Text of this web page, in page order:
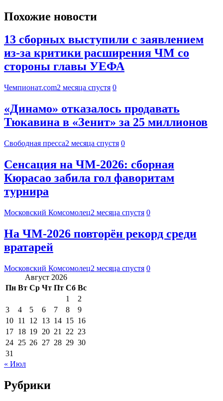
Похожие новости
13 сборных выступили с заявлением
из-за критики расширения ЧМ со
стороны главы УЕФА
Чемпионат.com2 месяца спустя 0
«Динамо» отказалось продавать
Тюкавина в «Зенит» за 25 миллионов
Свободная пресса2 месяца спустя 0
Сенсация на ЧМ-2026: сборная
Кюрасао забила гол фаворитам
турнира
Московский Комсомолец2 месяца спустя 0
На ЧМ-2026 повторён рекорд среди
вратарей
Московский Комсомолец2 месяца спустя 0
Август 2026
Пн Вт Ср Чт Пт Сб Вс
1
2
3
4 5 6 7 8
9
10 11 12 13 14 15 16
17 18 19 20 21 22 23
24 25 26 27 28 29 30
31
« Июл
Рубрики